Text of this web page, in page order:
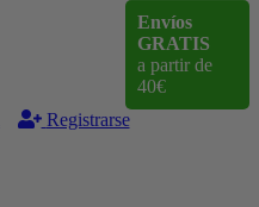
Envíos
GRATIS
a partir de
40€
Registrarse